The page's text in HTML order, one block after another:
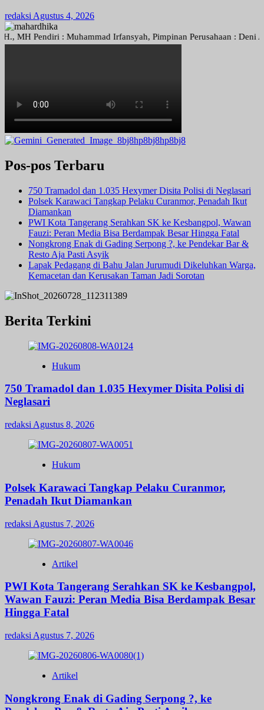
redaksi Agustus 4, 2026
Pendiri : Muhammad Irfansyah, Pimpinan Perusahaan : Deni
Pos-pos Terbaru
750 Tramadol dan 1.035 Hexymer Disita Polisi di Neglasari
Polsek Karawaci Tangkap Pelaku Curanmor, Penadah Ikut
Diamankan
PWI Kota Tangerang Serahkan SK ke Kesbangpol, Wawan
Fauzi: Peran Media Bisa Berdampak Besar Hingga Fatal
Nongkrong Enak di Gading Serpong ?, ke Pendekar Bar &
Resto Aja Pasti Asyik
Lapak Pedagang di Bahu Jalan Jurumudi Dikeluhkan Warga,
Kemacetan dan Kerusakan Taman Jadi Sorotan
Berita Terkini
Hukum
750 Tramadol dan 1.035 Hexymer Disita Polisi di
Neglasari
redaksi Agustus 8, 2026
Hukum
Polsek Karawaci Tangkap Pelaku Curanmor,
Penadah Ikut Diamankan
redaksi Agustus 7, 2026
Artikel
PWI Kota Tangerang Serahkan SK ke Kesbangpol,
Wawan Fauzi: Peran Media Bisa Berdampak Besar
Hingga Fatal
redaksi Agustus 7, 2026
Artikel
Nongkrong Enak di Gading Serpong ?, ke